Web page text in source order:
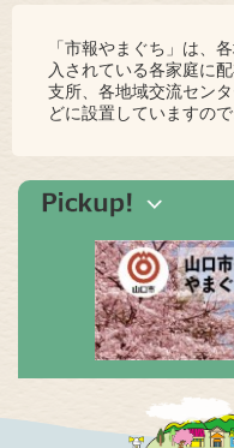
「市報やまぐち」は、
入されている各家庭に
支所、各地域交流セン
どに設置していますの